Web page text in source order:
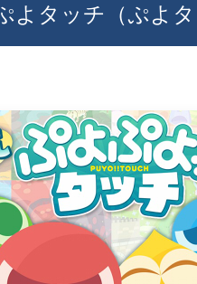
よタッチ（ぷよ